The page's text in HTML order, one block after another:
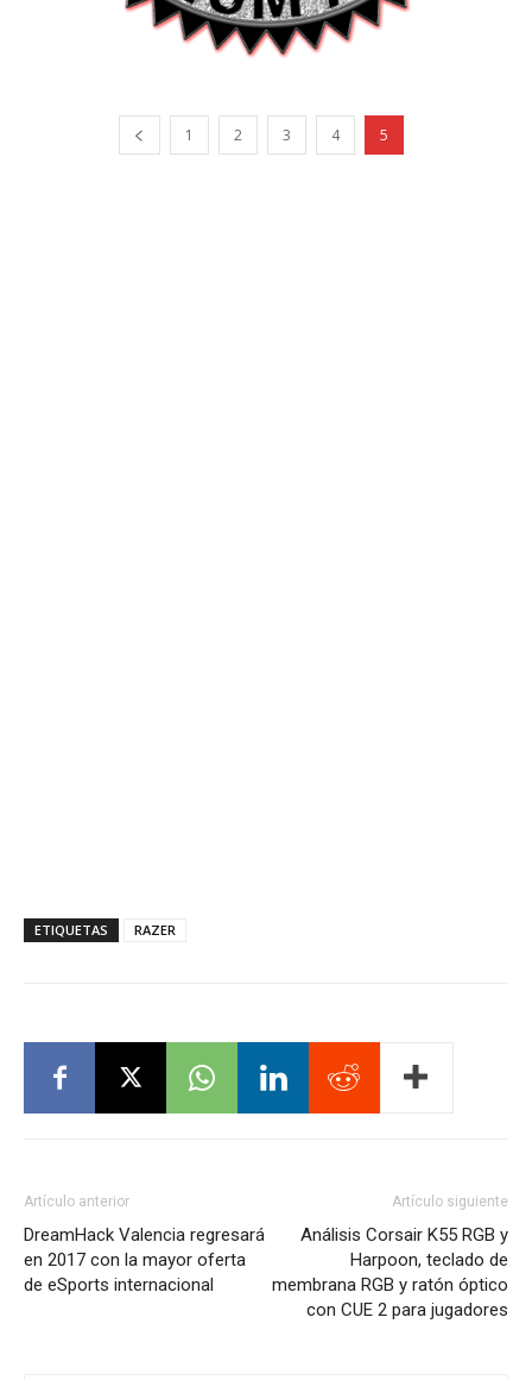
1 2 3 4 5
ETIQUETAS RAZER
Artículo anterior
DreamHack Valencia regresará
en 2017 con la mayor oferta
de eSports internacional
Artículo siguiente
Análisis Corsair K55 RGB y
Harpoon, teclado de
membrana RGB y ratón óptico
con CUE 2 para jugadores